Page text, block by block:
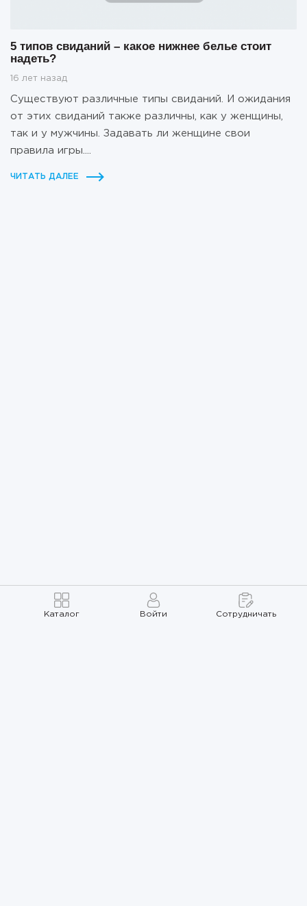
Каталог Войти Сотрудничать
5 типов свиданий – какое нижнее белье стоит
надеть?
16 лет назад
Существуют различные типы свиданий. И ожидания
от этих свиданий также различны, как у женщины,
так и у мужчины. Задавать ли женщине свои
правила игры....
ЧИТАТЬ ДАЛЕЕ